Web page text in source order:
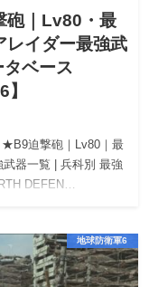
砲｜Lv80・最
イダー最強武
ベース
★B9迫撃砲｜Lv80｜最
器一覧 | 兵科別 最強
DEFEN…
地球防衛軍6